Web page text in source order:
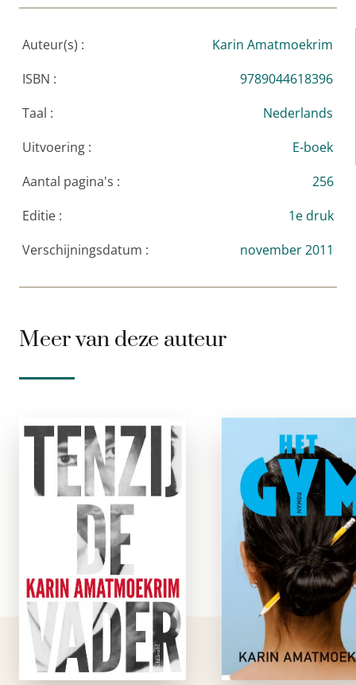
Auteur(s) :
Karin Amatmoekrim
ISBN :
9789044618396
Taal :
Nederlands
Uitvoering :
E-boek
Aantal pagina's :
256
Editie :
1e druk
Verschijningsdatum :
november 2011
Meer van deze auteur
Tenzij de vader
e-boek
‘Wie nadenkt over zijn
ouders vraagt zich
indirect af of er in
hun leven, in de
keuzes die ze
maakten, een
boodschap schuilt.
Een bericht voor jou
alleen. Iets wat …
Het
paperback
De
Sandra woont in
achterstandswijk.
gaat als enige
haar wijk naar
gymnasium. Alles
‘het gym’ is
dan ze gewend
Haar klasgenoten